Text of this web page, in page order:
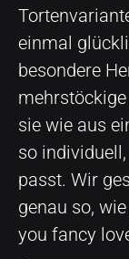
einmal
besondere
sie wie aus
so
passt. Wir
genau so,
you fancy